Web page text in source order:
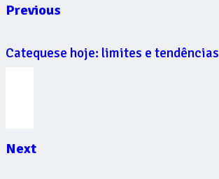
Previous
Catequese hoje: limites e tendências
Next